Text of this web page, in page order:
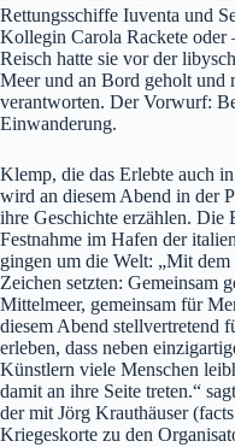
Rettungsschiffe Iuventa und
Kollegin Carola Rackete oder
Reisch hatte sie vor der
Meer und an Bord geholt und
verantworten. Der Vorwurf:
Einwanderung.
Klemp, die das Erlebte auch
wird an diesem Abend in der
ihre Geschichte erzählen.
Festnahme im Hafen der
gingen um die Welt: „Mit
Zeichen setzten: Gemeinsam
Mittelmeer, gemeinsam für
diesem Abend stellvertretend
erleben, dass neben
Künstlern viele Menschen
damit an ihre Seite treten.“
der mit Jörg Krauthäuser
Kriegeskorte zu den